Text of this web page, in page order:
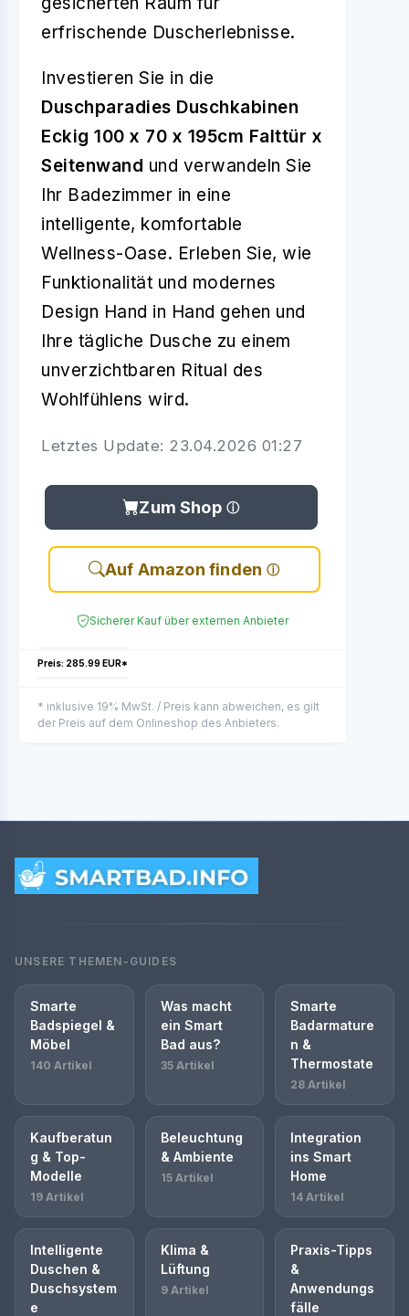
erfrischende Duscherlebnisse.
Investieren Sie in die
Duschparadies Duschkabinen
Eckig 100 x 70 x 195cm Falttür x
Seitenwand und verwandeln Sie
Ihr Badezimmer in eine
intelligente, komfortable
Wellness-Oase. Erleben Sie, wie
Funktionalität und modernes
Design Hand in Hand gehen und
Ihre tägliche Dusche zu einem
unverzichtbaren Ritual des
Wohlfühlens wird.
Letztes Update: 23.04.2026 01:27
Zum Shop
Auf Amazon finden
Sicherer Kauf über externen Anbieter
Preis: 285.99 EUR*
* inklusive 19% MwSt. / Preis kann abweichen, es gilt
der Preis auf dem Onlineshop des Anbieters.
UNSERE THEMEN-GUIDES
Smarte
Badspiegel &
Möbel
140 Artikel
Was macht
ein Smart
Bad aus?
35 Artikel
Smarte
Badarmature
n &
Thermostate
28 Artikel
Kaufberatun
g & Top-
Modelle
19 Artikel
Beleuchtung
& Ambiente
15 Artikel
Integration
ins Smart
Home
14 Artikel
Intelligente
Duschen &
Duschsystem
e
Klima &
Lüftung
9 Artikel
Praxis-Tipps
&
Anwendungs
fälle